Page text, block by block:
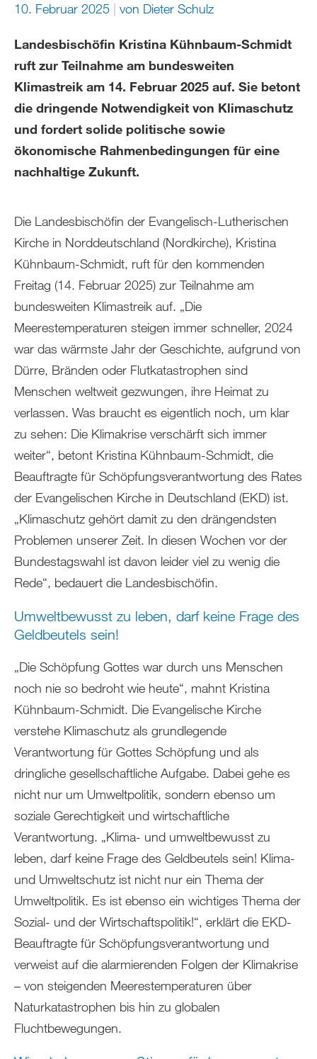
10. Februar 2025 von Dieter Schulz
Landesbischöfin Kristina Kühnbaum-Schmidt
ruft zur Teilnahme am bundesweiten
Klimastreik am 14. Februar 2025 auf. Sie betont
die dringende Notwendigkeit von Klimaschutz
und fordert solide politische sowie
ökonomische Rahmenbedingungen für eine
nachhaltige Zukunft.
Die Landesbischöfin der Evangelisch-Lutherischen
Kirche in Norddeutschland (Nordkirche), Kristina
Kühnbaum-Schmidt, ruft für den kommenden
Freitag (14. Februar 2025) zur Teilnahme am
bundesweiten Klimastreik auf. „Die
Meerestemperaturen steigen immer schneller, 2024
war das wärmste Jahr der Geschichte, aufgrund von
Dürre, Bränden oder Flutkatastrophen sind
Menschen weltweit gezwungen, ihre Heimat zu
verlassen. Was braucht es eigentlich noch, um klar
zu sehen: Die Klimakrise verschärft sich immer
weiter“, betont Kristina Kühnbaum-Schmidt, die
Beauftragte für Schöpfungsverantwortung des Rates
der Evangelischen Kirche in Deutschland (EKD) ist.
„Klimaschutz gehört damit zu den drängendsten
Problemen unserer Zeit. In diesen Wochen vor der
Bundestagswahl ist davon leider viel zu wenig die
Rede“, bedauert die Landesbischöfin.
Umweltbewusst zu leben, darf keine Frage des
Geldbeutels sein!
„Die Schöpfung Gottes war durch uns Menschen
noch nie so bedroht wie heute“, mahnt Kristina
Kühnbaum-Schmidt. Die Evangelische Kirche
verstehe Klimaschutz als grundlegende
Verantwortung für Gottes Schöpfung und als
dringliche gesellschaftliche Aufgabe. Dabei gehe es
nicht nur um Umweltpolitik, sondern ebenso um
soziale Gerechtigkeit und wirtschaftliche
Verantwortung. „Klima- und umweltbewusst zu
leben, darf keine Frage des Geldbeutels sein! Klima-
und Umweltschutz ist nicht nur ein Thema der
Umweltpolitik. Es ist ebenso ein wichtiges Thema der
Sozial- und der Wirtschaftspolitik!“, erklärt die EKD-
Beauftragte für Schöpfungsverantwortung und
verweist auf die alarmierenden Folgen der Klimakrise
– von steigenden Meerestemperaturen über
Naturkatastrophen bis hin zu globalen
Fluchtbewegungen.